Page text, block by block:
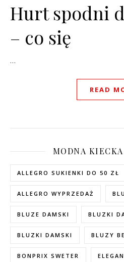
Hurt spodni
– co się
…
READ
MODNA
ALLEGRO SUKIENKI DO 50 ZŁ
ALLEGRO WYPRZEDAŻ
BLUZE DAMSKI BLUZKI
BLUZKI DAMSKI BLUZY
BONPRIX SWETER